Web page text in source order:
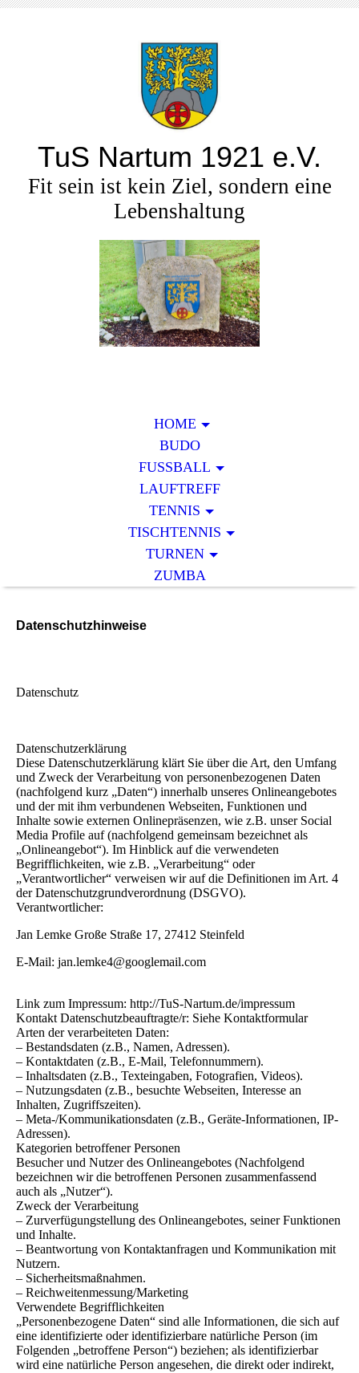
TuS Nartum 1921 e.V.
Fit sein ist kein Ziel, sondern eine
Lebenshaltung
HOME
BUDO
FUSSBALL
LAUFTREFF
TENNIS
TISCHTENNIS
TURNEN
ZUMBA
Datenschutzhinweise
Datenschutz
Datenschutzerklärung
Diese Datenschutzerklärung klärt Sie über die Art, den Umfang
und Zweck der Verarbeitung von personenbezogenen Daten
(nachfolgend kurz „Daten“) innerhalb unseres Onlineangebotes
und der mit ihm verbundenen Webseiten, Funktionen und
Inhalte sowie externen Onlinepräsenzen, wie z.B. unser Social
Media Profile auf (nachfolgend gemeinsam bezeichnet als
„Onlineangebot“). Im Hinblick auf die verwendeten
Begrifflichkeiten, wie z.B. „Verarbeitung“ oder
„Verantwortlicher“ verweisen wir auf die Definitionen im Art. 4
der Datenschutzgrundverordnung (DSGVO).
Verantwortlicher:
Jan Lemke Große Straße 17, 27412 Steinfeld
E-Mail: jan.lemke4@googlemail.com
Link zum Impressum: http://TuS-Nartum.de/impressum
Kontakt Datenschutzbeauftragte/r: Siehe Kontaktformular
Arten der verarbeiteten Daten:
– Bestandsdaten (z.B., Namen, Adressen).
– Kontaktdaten (z.B., E-Mail, Telefonnummern).
– Inhaltsdaten (z.B., Texteingaben, Fotografien, Videos).
– Nutzungsdaten (z.B., besuchte Webseiten, Interesse an
Inhalten, Zugriffszeiten).
– Meta-/Kommunikationsdaten (z.B., Geräte-Informationen, IP-
Adressen).
Kategorien betroffener Personen
Besucher und Nutzer des Onlineangebotes (Nachfolgend
bezeichnen wir die betroffenen Personen zusammenfassend
auch als „Nutzer“).
Zweck der Verarbeitung
– Zurverfügungstellung des Onlineangebotes, seiner Funktionen
und Inhalte.
– Beantwortung von Kontaktanfragen und Kommunikation mit
Nutzern.
– Sicherheitsmaßnahmen.
– Reichweitenmessung/Marketing
Verwendete Begrifflichkeiten
„Personenbezogene Daten“ sind alle Informationen, die sich auf
eine identifizierte oder identifizierbare natürliche Person (im
Folgenden „betroffene Person“) beziehen; als identifizierbar
wird eine natürliche Person angesehen, die direkt oder indirekt,